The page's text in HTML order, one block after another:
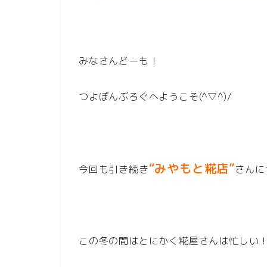
みなさんどーも！
つよぽんぶろぐへようこそ(^▽^)/
今回も引き続き“みやもと糀店”さん
この冬の間はとにかく糀屋さんは忙しい！